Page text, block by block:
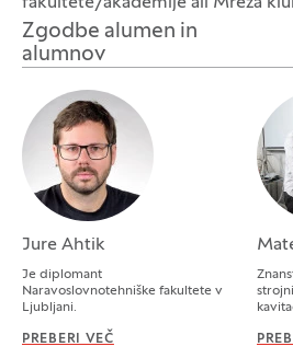
Zgodbe alumen in
alumnov
Jure Ahtik
Je diplomant
Naravoslovnotehniške fakultete v
Ljubljani.
PREBERI VEČ